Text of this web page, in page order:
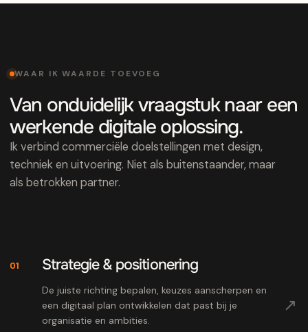
WAAR IK WAARDE TOEVOEG
Van onduidelijk vraagstuk naar een
werkende digitale oplossing.
Ik verbind commerciële doelstellingen met design,
techniek en uitvoering. Niet als buitenstaander, maar
als betrokken partner.
01 Strategie & positionering
De juiste richting bepalen, keuzes aanscherpen en
een digitaal plan ontwikkelen dat past bij je
organisatie en ambities.
↗